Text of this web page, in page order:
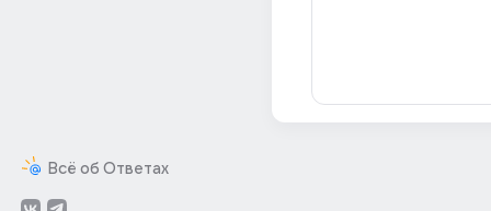
Всё об Ответах